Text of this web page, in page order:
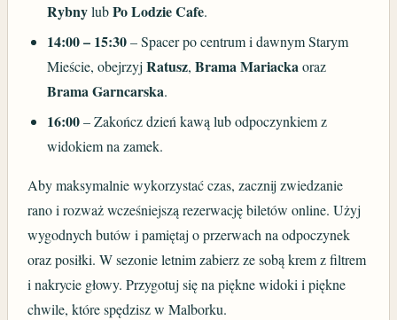
RybnylubPo Lodzie Cafe.
14:00 – 15:30– Spacer po centrum i dawnym Starym
Mieście, obejrzyj Ratusz, Brama Mariackaoraz
Brama Garncarska.
16:00– Zakończ dzień kawą lub odpoczynkiem z
widokiem na zamek.
Aby maksymalnie wykorzystać czas, zacznij zwiedzanie
rano i rozważ wcześniejszą rezerwację biletów online. Użyj
wygodnych butów i pamiętaj o przerwach na odpoczynek
oraz posiłki. W sezonie letnim zabierz ze sobą krem z filtrem
i nakrycie głowy. Przygotuj się na piękne widoki i piękne
chwile, które spędzisz w Malborku.